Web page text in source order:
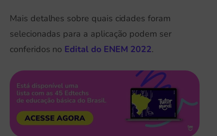
Mais detalhes sobre quais cidades foram
selecionadas para a aplicação podem ser
conferidos no Edital do ENEM 2022.